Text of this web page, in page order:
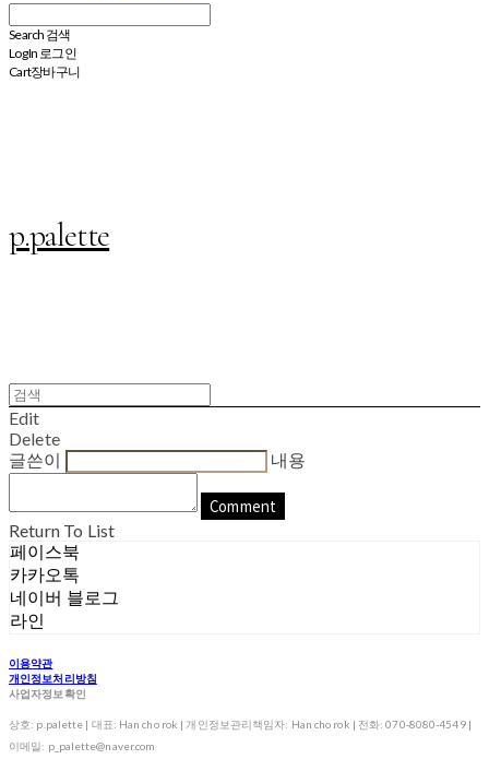
Search 검색
Log In 로그인
Cart장바구니
p.palette
Edit
Delete
글쓴이
내용
Comment
Return To List
페이스북
카카오톡
네이버 블로그
라인
이용약관
개인정보처리방침
사업자정보확인
상호: p.palette | 대표: Han cho rok | 개인정보관리책임자: Han cho rok | 전화: 070-8080-4549 |
이메일: p_palette@naver.com